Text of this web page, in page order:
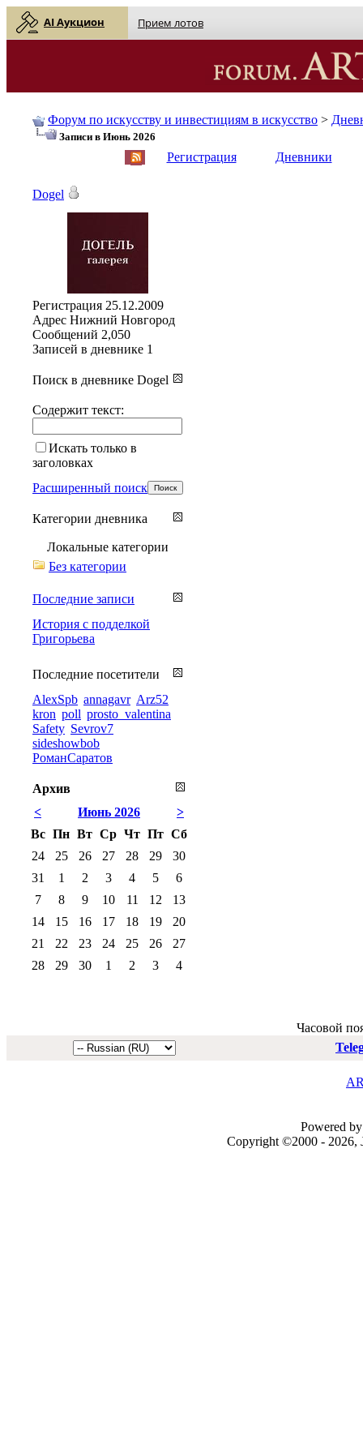
AI Аукцион Прием лотов
Форум по искусству и инвестициям в искусство >
Записи в Июнь 2026
Регистрация Дневники
Dogel
Регистрация 25.12.2009
Адрес Нижний Новгород
Сообщений 2,050
Записей в дневнике 1
Поиск в дневнике Dogel
Содержит текст:
Искать только в
заголовках
Расширенный поиск
Категории дневника
Локальные категории
Без категории
Последние записи
История с подделкой
Григорьева
Последние посетители
AlexSpb annagavr Arz52
kron poll prosto_valentina
Safety Sevrov7
sideshowbob
РоманСаратов
Архив
<
>
Июнь 2026
Вс Пн Вт Ср Чт Пт Сб
24
25 26 27 28 29
30
31
1 2 3 4 5
6
7
8 9 10 11 12
13
14
15 16 17 18 19
20
21
22 23 24 25 26
27
28
29 30 1 2 3 4
Часовой
Powered
Copyright ©2000 - 2026,